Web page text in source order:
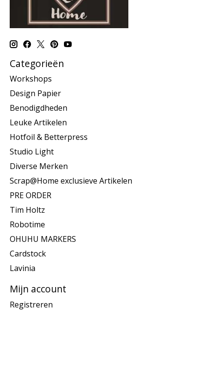
Categorieën
Workshops
Design Papier
Benodigdheden
Leuke Artikelen
Hotfoil & Betterpress
Studio Light
Diverse Merken
Scrap@Home exclusieve Artikelen
PRE ORDER
Tim Holtz
Robotime
OHUHU MARKERS
Cardstock
Lavinia
Mijn account
Registreren